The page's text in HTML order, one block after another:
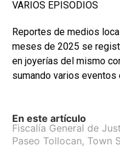
VARIOS EPISODIOS
Reportes de medios
meses de 2025 se
en joyerías del mismo
sumando varios
En este artículo
Fiscalía General de
Paseo Tollocan, Town